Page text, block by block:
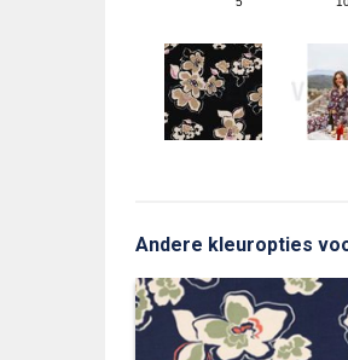
Andere kleuropties